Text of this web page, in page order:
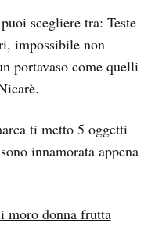
scegliere tra: Teste
impossibile non
portavaso come quelli
ti metto 5 oggetti
innamorata appena
moro donna frutta